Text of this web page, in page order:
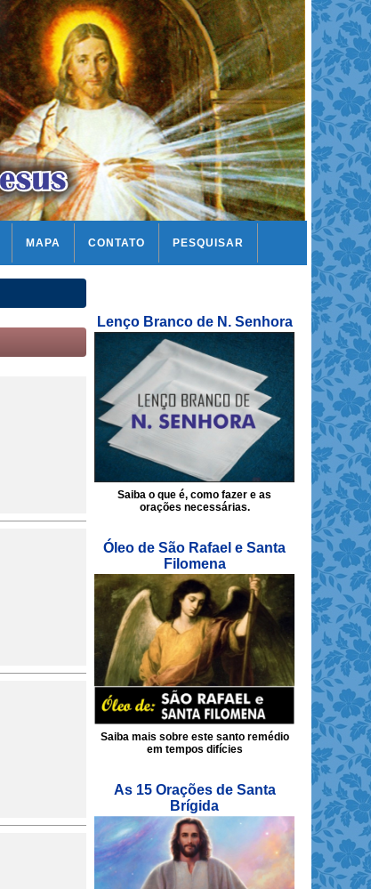
MAPA CONTATO PESQUISAR
Lenço Branco de N. Senhora
Saiba o que é, como fazer e as
orações necessárias.
Óleo de São Rafael e Santa
Filomena
Saiba mais sobre este santo remédio
em tempos difícies
As 15 Orações de Santa
Brígida